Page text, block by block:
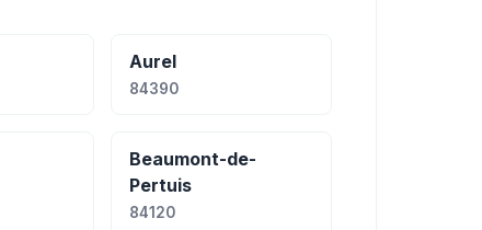
Aurel
84390
Beaumont-de-
Pertuis
84120